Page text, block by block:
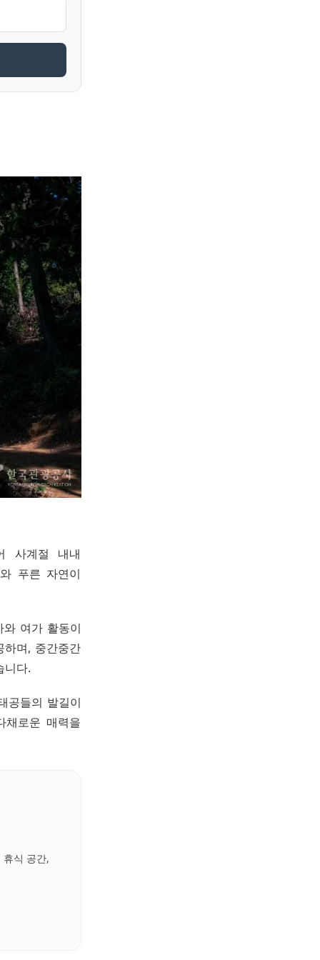
사계절 내내
푸른 자연이
여가 활동이
며, 중간중간
니다.
공들의 발길이
로운 매력을
식 공간,